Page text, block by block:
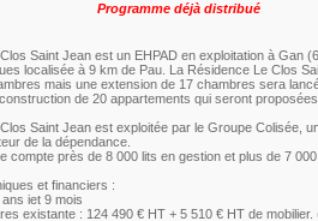
Programme déjà distribué
Saint Jean est un EHPAD en exploitation à Gan
localisée à 9 km de Pau. La Résidence Le Clos
mais une extension de 17 chambres sera
de 20 appartements qui seront
Saint Jean est exploitée par le Groupe Colisée,
de la dépendance.
compte près de 8 000 lits en gestion et plus de 7 000
et financiers :
iet 9 mois
existante : 124 490 € HT + 5 510 € HT de